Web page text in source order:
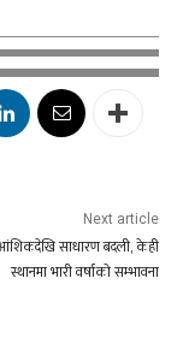
Next article
साधारण बदली, केही
स्थानमा भारी वर्षाको सम्भावना